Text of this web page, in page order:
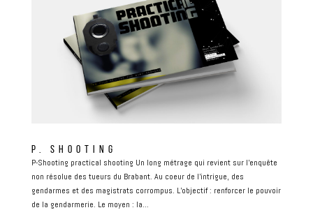
P. SHOOTING
P-Shooting practical shooting Un long métrage qui revient sur l’enquête
non résolue des tueurs du Brabant. Au coeur de l’intrigue, des
gendarmes et des magistrats corrompus. L’objectif : renforcer le pouvoir
de la gendarmerie. Le moyen : la...